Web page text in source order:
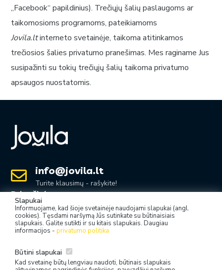
„Facebook“ papildinius). Trečiųjų šalių paslaugoms ar
taikomosioms programoms, pateikiamoms
Jovila.ltinterneto svetainėje, taikoma atitinkamos
trečiosios šalies privatumo pranešimas. Mes raginame Jus
susipažinti su tokių trečiųjų šalių taikoma privatumo
apsaugos nuostatomis.
info@jovila.lt
Turite klausimų - rašykite!
Pripažinimas
Slapukai
Informuojame, kad šioje svetainėje naudojami slapukai (angl.
cookies). Tęsdami naršymą Jūs sutinkate su būtinaisiais
slapukais. Galite sutikti ir su kitais slapukais. Daugiau
informacijos - privatumo politika
Būtini slapukai
Kad svetainę būtų lengviau naudoti, būtinais slapukais